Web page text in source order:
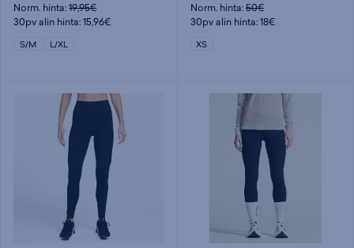
Norm. hinta:19,95€
30pv alin hinta: 15,96€
S/M L/XL
Norm. hinta:50€
30pv alin hinta: 18€
XS